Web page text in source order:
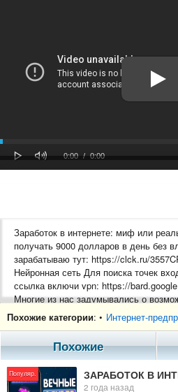
Current
0:00 / Duration
0:00
Заработок в интернете: миф или
получать 9000 долларов в день без
зарабатываю тут: https://clck.ru/
Нейронная сеть Для поиска точек
ссылка включи vpn: https://
Многие из нас задумывались о
интернете, не выходя из дома. Но
можно получать 9000 долларов в день
реальность! В данной статье мы
заработок в интернете в таком объеме
обещаниям о быстром обогащении.
Похожие категории: • Интернет-
Похожие
Популяр.
2 года назад